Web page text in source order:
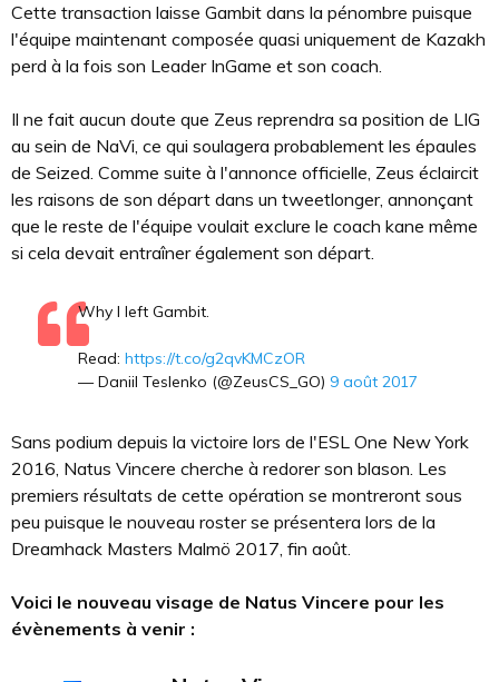
Cette transaction laisse Gambit dans la pénombre puisque
l'équipe maintenant composée quasi uniquement de Kazakh
perd à la fois son Leader InGame et son coach.
Il ne fait aucun doute que Zeus reprendra sa position de LIG
au sein de NaVi, ce qui soulagera probablement les épaules
de Seized. Comme suite à l'annonce officielle, Zeus éclaircit
les raisons de son départ dans un tweetlonger, annonçant
que le reste de l'équipe voulait exclure le coach kane même
si cela devait entraîner également son départ.
Why I left Gambit.
Read: https://t.co/g2qvKMCzOR
— Daniil Teslenko (@ZeusCS_GO) 9 août 2017
Sans podium depuis la victoire lors de l'ESL One New York
2016, Natus Vincere cherche à redorer son blason. Les
premiers résultats de cette opération se montreront sous
peu puisque le nouveau roster se présentera lors de la
Dreamhack Masters Malmö 2017, fin août.
Voici le nouveau visage de Natus Vincere pour les
évènements à venir :